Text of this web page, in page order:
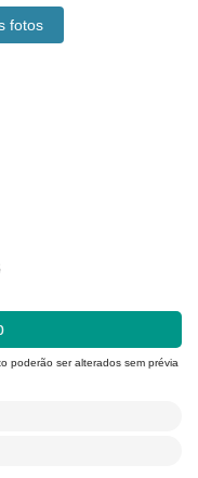
fotos
poderão ser alterados sem prévia